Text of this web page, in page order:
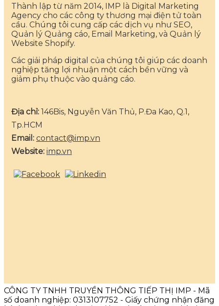
Thành lập từ năm 2014, IMP là Digital Marketing
Agency cho các công ty thương mại điện tử toàn
cầu. Chúng tôi cung cấp các dịch vụ như SEO,
Quản lý Quảng cáo, Email Marketing, và Quản lý
Website Shopify.
Các giải pháp digital của chúng tôi giúp các doanh
nghiệp tăng lợi nhuận một cách bền vững và
giảm phụ thuộc vào quảng cáo.
Địa chỉ: 146Bis, Nguyễn Văn Thủ, P.Đa Kao, Q.1,
Tp.HCM
Email: contact@imp.vn
Website: imp.vn
CÔNG TY TNHH TRUYỀN THÔNG TIẾP THỊ IMP - Mã
số doanh nghiệp: 0313107752 - Giấy chứng nhận đăng